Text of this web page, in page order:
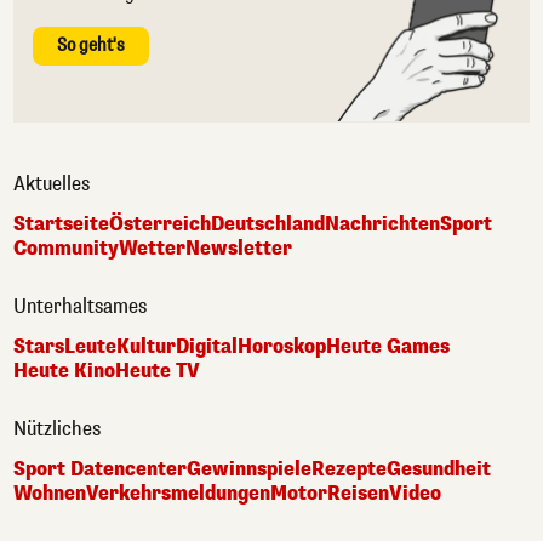
So geht's
Aktuelles
StartseiteÖsterreichDeutschlandNachrichtenSport
CommunityWetterNewsletter
Unterhaltsames
StarsLeuteKulturDigitalHoroskopHeute Games
Heute KinoHeute TV
Nützliches
Sport DatencenterGewinnspieleRezepteGesundheit
WohnenVerkehrsmeldungenMotorReisenVideo